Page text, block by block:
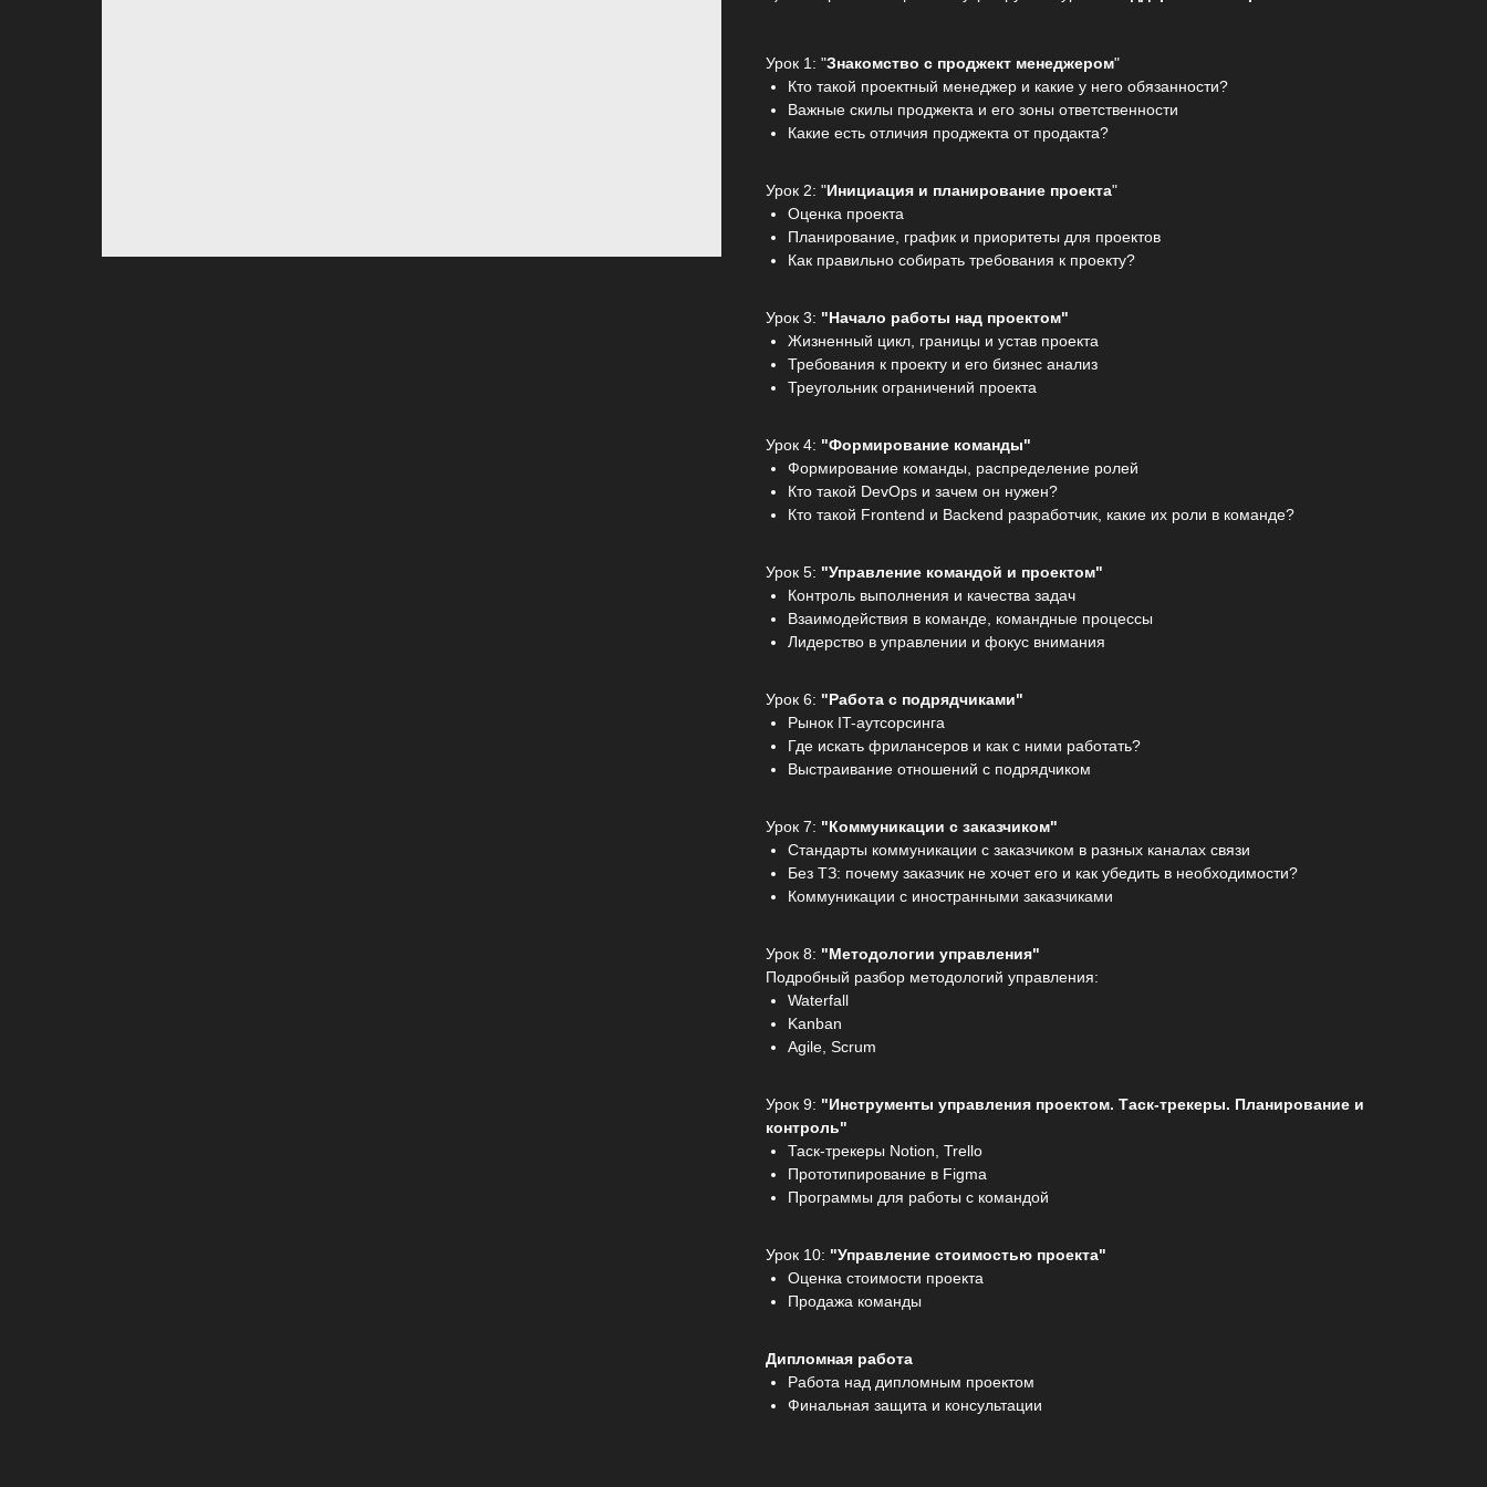
Урок 1: "Знакомство с проджект менеджером"
Кто такой проектный менеджер и какие у него обязанности?
Важные скилы проджекта и его зоны ответственности
Какие есть отличия проджекта от продакта?
Урок 2: "Инициация и планирование проекта"
Оценка проекта
Планирование, график и приоритеты для проектов
Как правильно собирать требования к проекту?
Урок 3: "Начало работы над проектом"
Жизненный цикл, границы и устав проекта
Требования к проекту и его бизнес анализ
Треугольник ограничений проекта
Урок 4: "Формирование команды"
Формирование команды, распределение ролей
Кто такой DevOps и зачем он нужен?
Кто такой Frontend и Backend разработчик, какие их роли в команде?
Урок 5: "Управление командой и проектом"
Контроль выполнения и качества задач
Взаимодействия в команде, командные процессы
Лидерство в управлении и фокус внимания
Урок 6: "Работа с подрядчиками"
Рынок IT-аутсорсинга
Где искать фрилансеров и как с ними работать?
Выстраивание отношений с подрядчиком
Урок 7: "Коммуникации с заказчиком"
Стандарты коммуникации с заказчиком в разных каналах связи
Без ТЗ: почему заказчик не хочет его и как убедить в необходимости?
Коммуникации с иностранными заказчиками
Урок 8: "Методологии управления"
Подробный разбор методологий управления:
Waterfall
Kanban
Agile, Scrum
Урок 9: "Инструменты управления проектом. Таск-трекеры. Планирование и
контроль"
Таск-трекеры Notion, Trello
Прототипирование в Figma
Программы для работы с командой
Урок 10: "Управление стоимостью проекта"
Оценка стоимости проекта
Продажа команды
Дипломная работа
Работа над дипломным проектом
Финальная защита и консультации